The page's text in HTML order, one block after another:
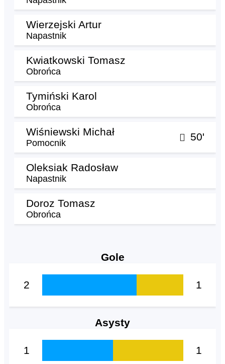
Wierzejski Artur
Napastnik
Kwiatkowski Tomasz
Obrońca
Tymiński Karol
Obrońca
Wiśniewski Michał
Pomocnik
50'
Oleksiak Radosław
Napastnik
Doroz Tomasz
Obrońca
Gole
2 1
Asysty
1 1